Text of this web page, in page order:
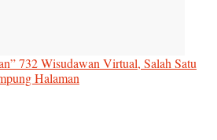
732 Wisudawan Virtual, Salah Satu
Halaman